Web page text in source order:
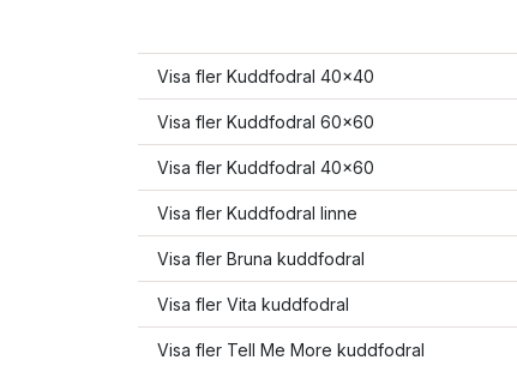
Visa fler Kuddfodral 40x40
Visa fler Kuddfodral 60x60
Visa fler Kuddfodral 40x60
Visa fler Kuddfodral linne
Visa fler Bruna kuddfodral
Visa fler Vita kuddfodral
Visa fler Tell Me More kuddfodral